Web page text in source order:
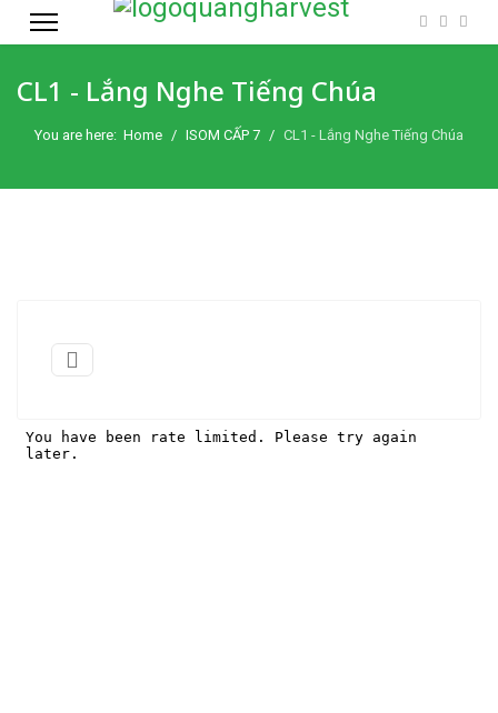
CL1 - Lắng Nghe Tiếng Chúa
You are here: Home ISOM CẤP 7 CL1 - Lắng Nghe Tiếng Chúa